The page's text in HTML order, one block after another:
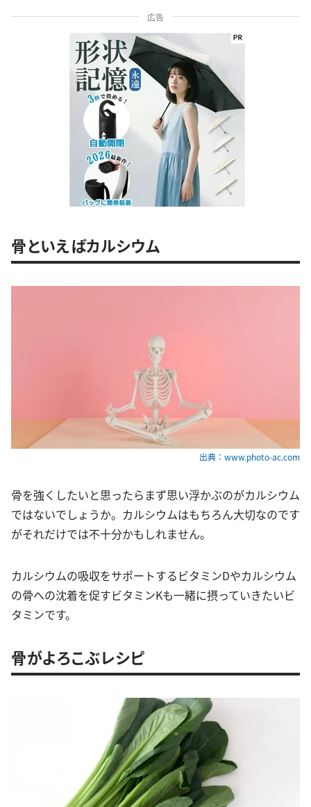
広告
骨といえばカルシウム
出典：www.photo-ac.com
骨を強くしたいと思ったらまず思い浮かぶのがカルシウム
ではないでしょうか。カルシウムはもちろん大切なのです
がそれだけでは不十分かもしれません。
カルシウムの吸収をサポートするビタミンDやカルシウム
の骨への沈着を促すビタミンKも一緒に摂っていきたいビ
タミンです。
骨がよろこぶレシピ